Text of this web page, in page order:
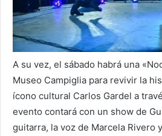
A su vez, el sábado habrá una
Museo Campiglia para revivir la
ícono cultural Carlos Gardel a
evento contará con un show de
guitarra, la voz de Marcela Rivero